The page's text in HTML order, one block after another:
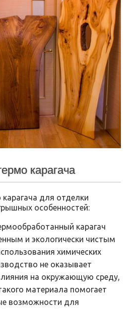
карагача
для отделки
особенностей:
карагач
и экологически чистым
химических
не оказывает
на окружающую среду,
материала помогает
возможности для